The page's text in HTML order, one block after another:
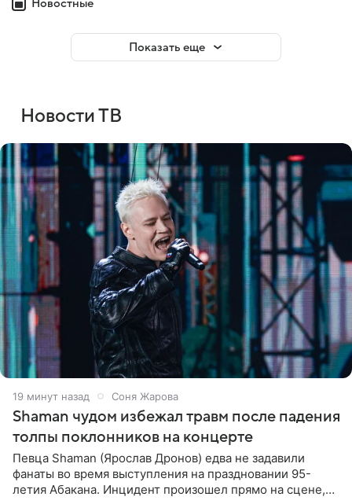
Новостные
Показать еще
Новости ТВ
19 минут назад Соня Жарова
Shaman чудом избежал травм после падения
толпы поклонников на концерте
Певца Shaman (Ярослав Дронов) едва не задавили
фанаты во время выступления на праздновании 95-
летия Абакана. Инцидент произошел прямо на сцене,